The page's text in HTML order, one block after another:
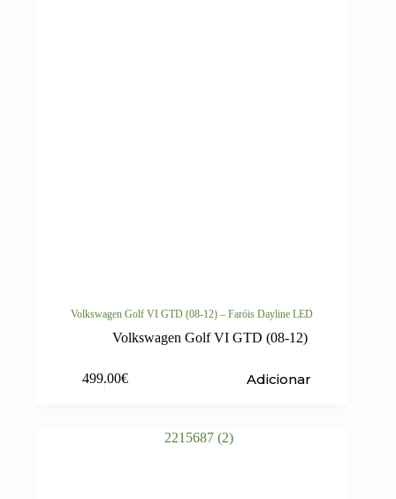
Volkswagen Golf VI GTD (08-12) – Faróis Dayline LED
Volkswagen Golf VI GTD (08-12)
499.00€ Adicionar